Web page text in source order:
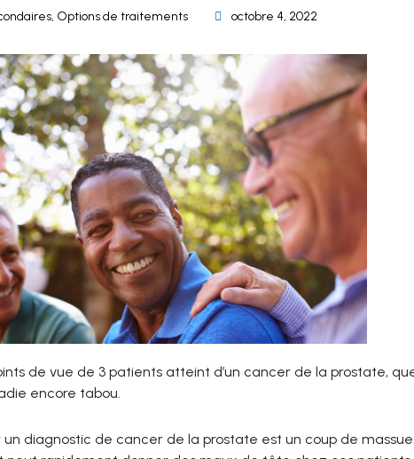
, Options de traitements octobre 4, 2022
de vue de 3 patients atteint d’un cancer de la prostate,
encore tabou.
un diagnostic de cancer de la prostate est un coup de